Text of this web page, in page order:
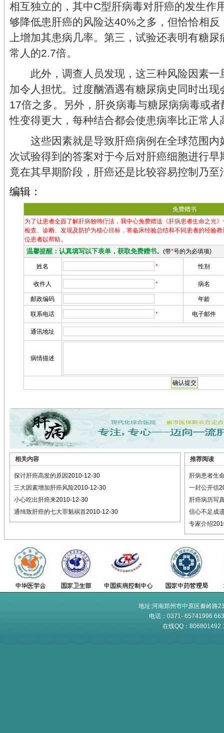
相互独立的，其中C型肝病毒对肝癌的发生作
够降低患肝癌的风险达40%之多，但恰恰相
上增加其患病几率。第三，试验还表明有糖
常人的2.7倍。
此外，调查人员发现，这三种风险因素一
加令人担忧。过度酗酒遇有糖尿病史同时出
17倍之多。另外，肝炎病毒与糖尿病病毒或
性变得更大，每种结合都会使患病率比正常人
这些因素就是导致肝癌病例在全球范围内
次试验得到的答案对于今后对肝癌细胞进行
竟在其早期阶段，肝癌还是比较容易控制乃至
编辑：
相关内容
探讨肝癌高发的原因2010-12-30
三大因素增加肝癌风险2010-12-30
小心吃出肝癌来2010-12-30
通缉致肝癌的七大罪魁祸首2010-12-30
推荐阅读
肝病患者生
一封公开信
肝癌病历写
信心不足成
专家介绍
地址:河南郑州市中原区秦岭路
电话：0371- 65741996
在线QQ：806801492